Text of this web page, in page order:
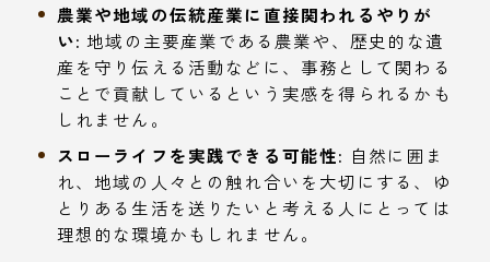
農業や地域の伝統産業に直接関われるやりが
い: 地域の主要産業である農業や、歴史的な遺
産を守り伝える活動などに、事務として関わる
ことで貢献しているという実感を得られるかも
しれません。
スローライフを実践できる可能性: 自然に囲ま
れ、地域の人々との触れ合いを大切にする、ゆ
とりある生活を送りたいと考える人にとっては
理想的な環境かもしれません。